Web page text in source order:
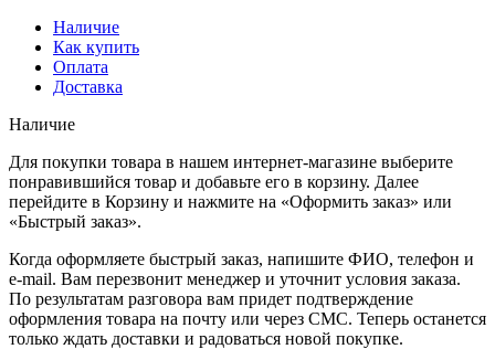
Наличие
Как купить
Оплата
Доставка
Наличие
Для покупки товара в нашем интернет-магазине выберите
понравившийся товар и добавьте его в корзину. Далее
перейдите в Корзину и нажмите на «Оформить заказ» или
«Быстрый заказ».
Когда оформляете быстрый заказ, напишите ФИО, телефон и
e-mail. Вам перезвонит менеджер и уточнит условия заказа.
По результатам разговора вам придет подтверждение
оформления товара на почту или через СМС. Теперь останется
только ждать доставки и радоваться новой покупке.